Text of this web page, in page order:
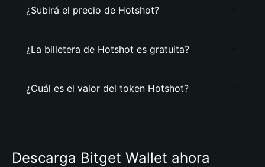
¿Subirá el precio de Hotshot?
¿La billetera de Hotshot es gratuita?
¿Cuál es el valor del token Hotshot?
Descarga Bitget Wallet ahora